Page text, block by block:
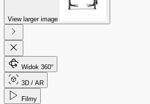
View larger image
Widok 360°
3D / AR
Filmy